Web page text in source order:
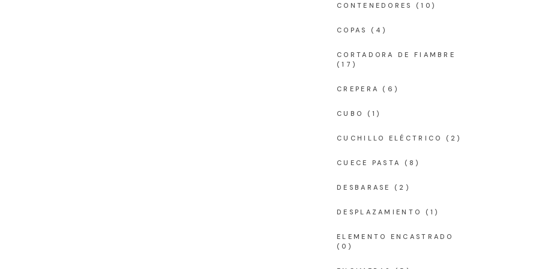
CONTENEDORES (10)
COPAS (4)
CORTADORA DE FIAMBRE
(17)
CREPERA (6)
CUBO (1)
CUCHILLO ELÉCTRICO (2)
CUECE PASTA (8)
DESBARASE (2)
DESPLAZAMIENTO (1)
ELEMENTO ENCASTRADO
(0)